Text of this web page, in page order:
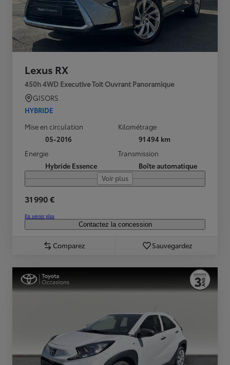
Lexus RX
450h 4WD Executive Toit Ouvrant Panoramique
GISORS
HYBRIDE
Mise en circulation
05-2016
Kilométrage
91 494 km
Energie
Hybride Essence
Transmission
Boîte automatique
Voir plus
31 990 €
En savoir plus
Contactez la concession
Comparez Sauvegardez